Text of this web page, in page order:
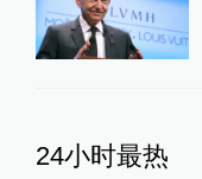
24小时最热